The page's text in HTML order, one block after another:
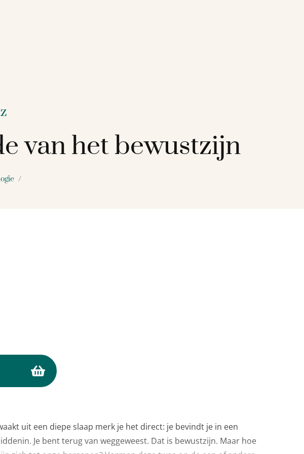
van het bewustzijn
uit een diepe slaap merk je het direct: je bevindt je in een
Je bent terug van weggeweest. Dat is bewustzijn. Maar hoe